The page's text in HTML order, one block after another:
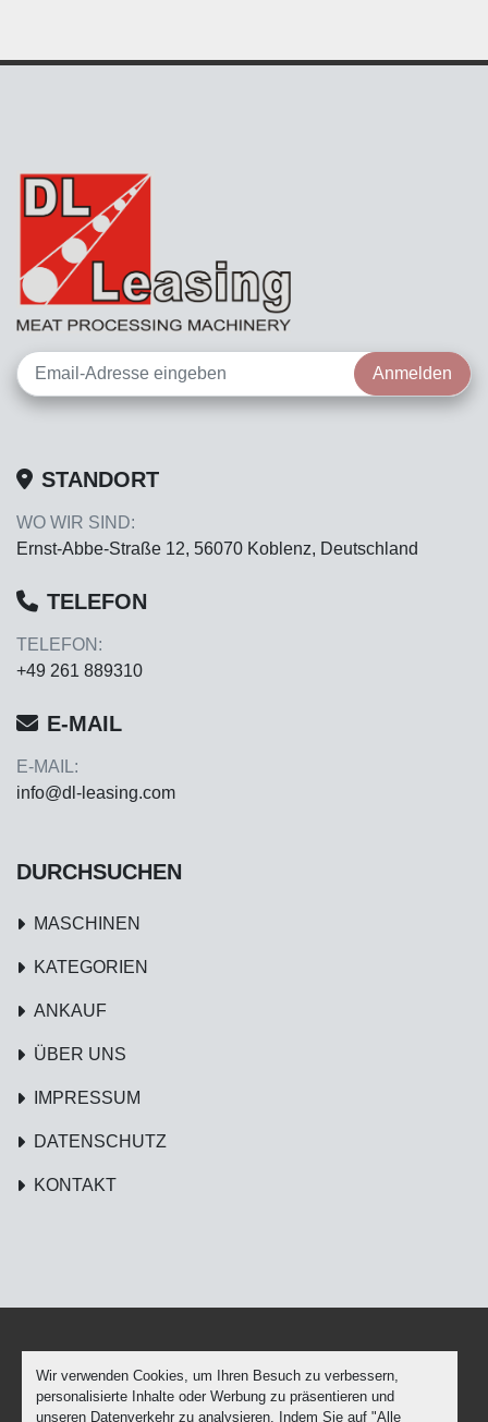
Wir verwenden Cookies, um Ihren Besuch zu verbessern,
personalisierte Inhalte oder Werbung zu präsentieren und
unseren Datenverkehr zu analysieren. Indem Sie auf "Alle
Anmelden
STANDORT
WO WIR SIND:
Ernst-Abbe-Straße 12, 56070 Koblenz, Deutschland
TELEFON
TELEFON:
+49 261 889310
E-MAIL
E-MAIL:
info@dl-leasing.com
DURCHSUCHEN
MASCHINEN
KATEGORIEN
ANKAUF
ÜBER UNS
IMPRESSUM
DATENSCHUTZ
KONTAKT
Cookie-Einstellungen
Machinio System-Website vonMachinio